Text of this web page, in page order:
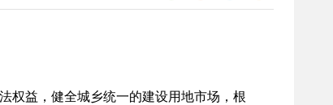
益，健全城乡统一的建设用地市场，根